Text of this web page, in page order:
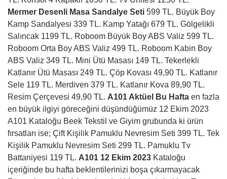
Mermer Desenli Masa Sandalye Seti 599 TL. Büyük Boy
Kamp Sandalyesi 339 TL. Kamp Yatağı 679 TL. Gölgelikli
Salıncak 1199 TL. Roboom Büyük Boy ABS Valiz 599 TL.
Roboom Orta Boy ABS Valiz 499 TL. Roboom Kabin Boy
ABS Valiz 349 TL. Mini Ütü Masası 149 TL. Tekerlekli
Katlanır Ütü Masası 249 TL. Çöp Kovası 49,90 TL. Katlanır
Sele 119 TL. Merdiven 379 TL. Katlanır Kova 89,90 TL.
Resim Çerçevesi 49,90 TL. A101 Aktüel Bu Hafta en fazla
en büyük ilgiyi göreceğini düşündüğümüz 12 Ekim 2023
A101 Kataloğu Beek Tekstil ve Giyim grubunda ki ürün
fırsatları ise; Çift Kişilik Pamuklu Nevresim Seti 399 TL. Tek
Kişilik Pamuklu Nevresim Seti 299 TL. Pamuklu Tv
Battaniyesi 119 TL. A101 12 Ekim 2023 Kataloğu
içeriğinde bu hafta beklentilerinizi boşa çıkarmayacak